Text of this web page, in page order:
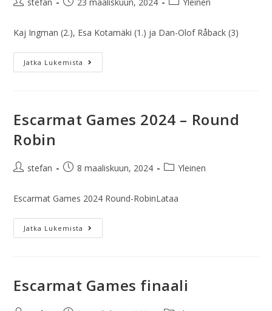
Kaj Ingman (2.), Esa Kotamäki (1.) ja Dan-Olof Råback (3)
Jatka Lukemista
Escarmat Games 2024 – Round
Robin
stefan 8 maaliskuun, 2024 Yleinen
Escarmat Games 2024 Round-RobinLataa
Jatka Lukemista
Escarmat Games finaali